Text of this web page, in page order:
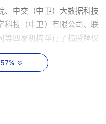
、中交（中卫）大数据科技
科技（中卫）有限公司、联
等四家机构举行了揭授牌仪
织部部长于建文为四家机构
，中卫市按照全国一体化